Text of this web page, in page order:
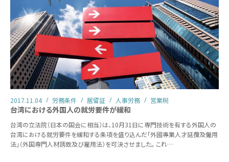
2017.11.04 労務条件 居留証 人事労務 営業税
台湾における外国人の就労要件が緩和
台湾の立法院（日本の国会に相当）は、10月31日に専門技術を有する外国人の
台湾における就労要件を緩和する条項を盛り込んだ「外國專業人才延攬及僱用
法」（外国専門人材誘致及び雇用法）を可決させました。 これ…